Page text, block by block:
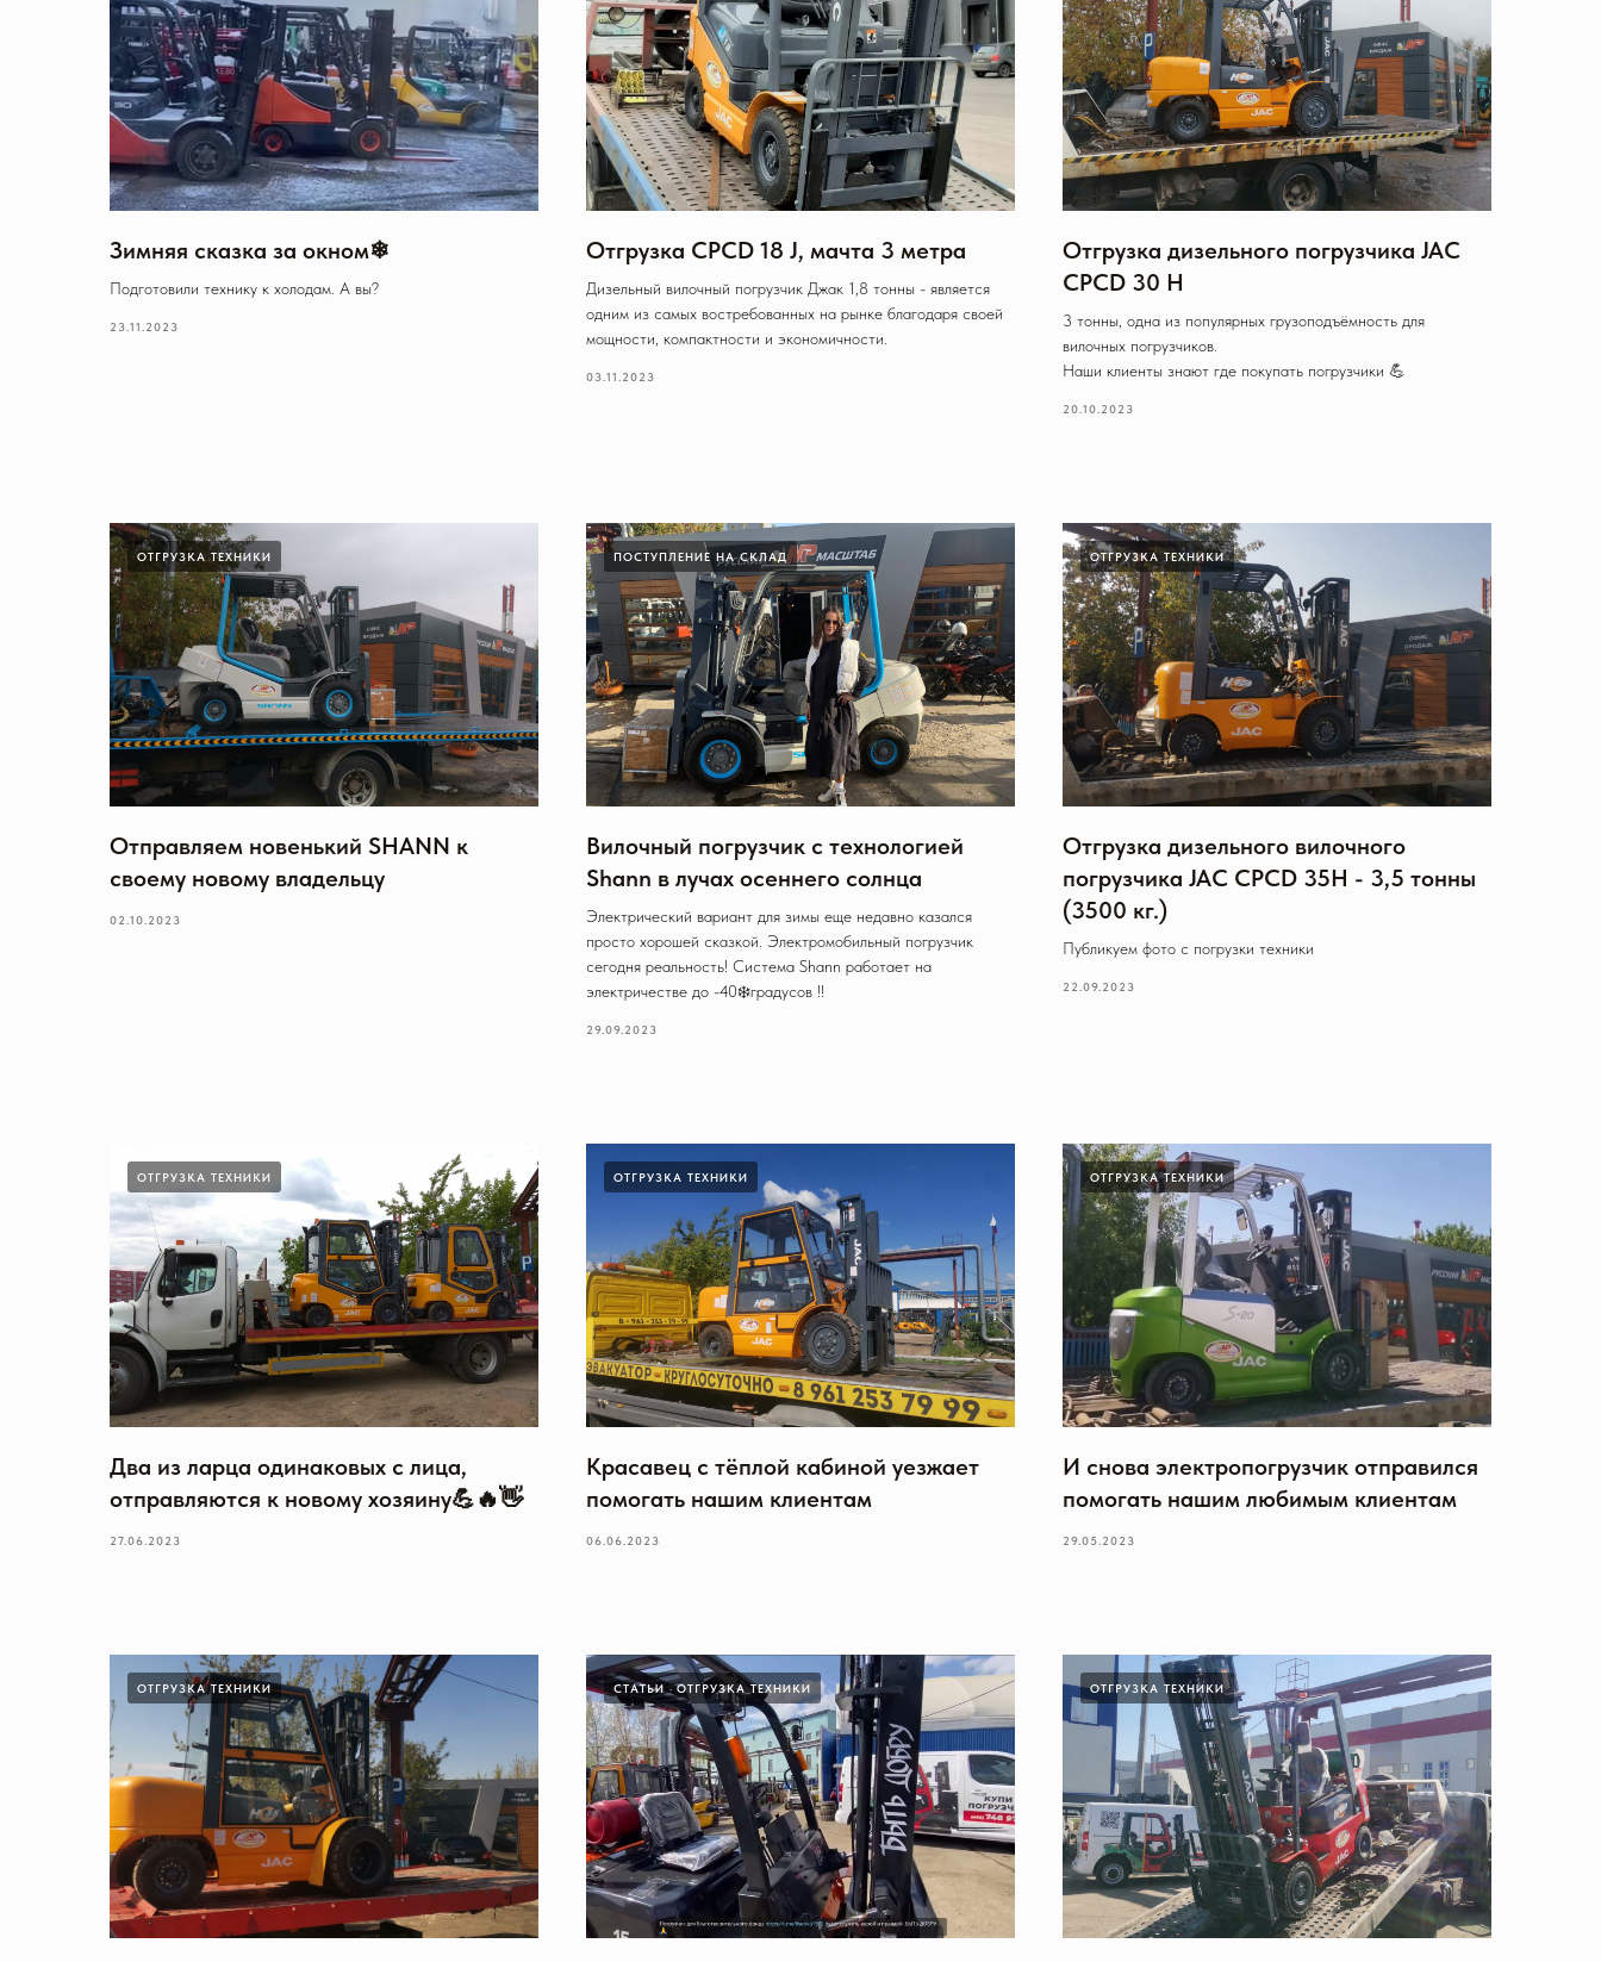
Зимняя сказка за окном❄
Подготовили технику к холодам. А вы?
23.11.2023
Отгрузка CPCD 18 J, мачта 3 метра
Дизельный вилочный погрузчик Джак 1,8 тонны - является
одним из самых востребованных на рынке благодаря своей
мощности, компактности и экономичности.
03.11.2023
Отгрузка дизельного погрузчика JAC
CPCD 30 Н
3 тонны, одна из популярных грузоподъёмность для
вилочных погрузчиков.
Наши клиенты знают где покупать погрузчики 💪
20.10.2023
ОТГРУЗКА ТЕХНИКИ
Отправляем новенький SHANN к
своему новому владельцу
02.10.2023
ПОСТУПЛЕНИЕ НА СКЛАД
Вилочный погрузчик с технологией
Shann в лучах осеннего солнца
Электрический вариант для зимы еще недавно казался
просто хорошей сказкой. Электромобильный погрузчик
сегодня реальность! Система Shann работает на
электричестве до -40❄️градусов !!
29.09.2023
ОТГРУЗКА ТЕХНИКИ
Отгрузка дизельного вилочного
погрузчика JAC CPCD 35H - 3,5 тонны
(3500 кг.)
Публикуем фото с погрузки техники
22.09.2023
ОТГРУЗКА ТЕХНИКИ
Два из ларца одинаковых с лица,
отправляются к новому хозяину💪🔥👋
27.06.2023
ОТГРУЗКА ТЕХНИКИ
Красавец с тёплой кабиной уезжает
помогать нашим клиентам
06.06.2023
ОТГРУЗКА ТЕХНИКИ
И снова электропогрузчик отправился
помогать нашим любимым клиентам
29.05.2023
ОТГРУЗКА ТЕХНИКИ СТАТЬИ ОТГРУЗКА ТЕХНИКИ ОТГРУЗКА ТЕХНИКИ